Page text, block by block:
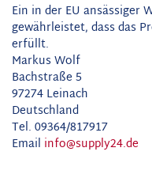
Ein in der EU ansässiger
gewährleistet, dass das
erfüllt.
Markus Wolf
Bachstraße 5
97274 Leinach
Deutschland
Tel. 09364/817917
Email info@supply24.de